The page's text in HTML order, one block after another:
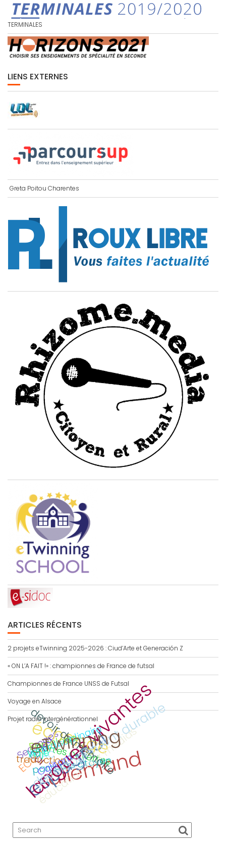
TERMINALES
LIENS EXTERNES
Greta Poitou Charentes
ARTICLES RÉCENTS
2 projets eTwinning 2025-2026 : Ciud’Arte et Generación Z
« ON L’A FAIT !» : championnes de France de futsal
Championnes de France UNSS de Futsal
Voyage en Alsace
Projet radio intergénérationnel
allemand
Secondes
ECLOREportes ouvertes
parcours citoyen
espagnol
CDI
langues vivantes
échange
jeu
AMAC
traduction
Calitom
éducation aux médias
devoir de mémoire
Barcelona
développement durable
interdisciplinaire
eTwinning
Viaje